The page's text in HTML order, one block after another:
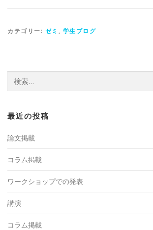
カテゴリー: ゼミ , 学生ブログ
索:
最近の投稿
論文掲載
コラム掲載
ワークショップでの発表
講演
コラム掲載